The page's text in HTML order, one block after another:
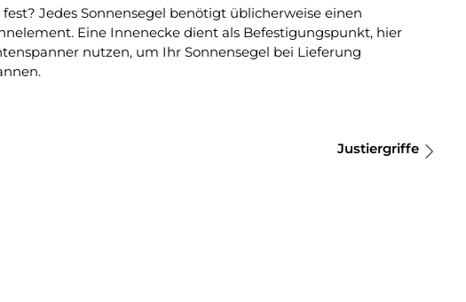
Jedes Sonnensegel benötigt üblicherweise einen
Eine Innenecke dient als Befestigungspunkt, hier
nutzen, um Ihr Sonnensegel bei Lieferung
Justiergriffe